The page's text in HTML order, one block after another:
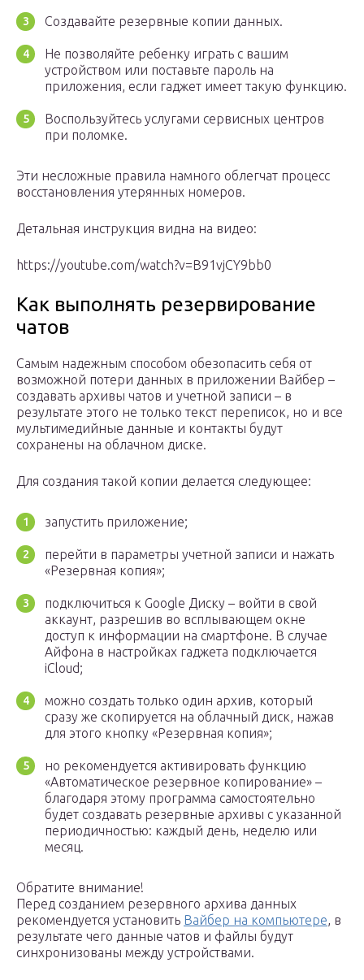
Создавайте резервные копии данных.
Не позволяйте ребенку играть с вашим
устройством или поставьте пароль на
приложения, если гаджет имеет такую функцию.
Воспользуйтесь услугами сервисных центров
при поломке.
Эти несложные правила намного облегчат процесс
восстановления утерянных номеров.
Детальная инструкция видна на видео:
https://youtube.com/watch?v=B91vjCY9bb0
Как выполнять резервирование
чатов
Самым надежным способом обезопасить себя от
возможной потери данных в приложении Вайбер –
создавать архивы чатов и учетной записи – в
результате этого не только текст переписок, но и все
мультимедийные данные и контакты будут
сохранены на облачном диске.
Для создания такой копии делается следующее:
запустить приложение;
перейти в параметры учетной записи и нажать
«Резервная копия»;
подключиться к Google Диску – войти в свой
аккаунт, разрешив во всплывающем окне
доступ к информации на смартфоне. В случае
Айфона в настройках гаджета подключается
iCloud;
можно создать только один архив, который
сразу же скопируется на облачный диск, нажав
для этого кнопку «Резервная копия»;
но рекомендуется активировать функцию
«Автоматическое резервное копирование» –
благодаря этому программа самостоятельно
будет создавать резервные архивы с указанной
периодичностью: каждый день, неделю или
месяц.
Обратите внимание!
Перед созданием резервного архива данных
рекомендуется установить Вайбер на компьютере, в
результате чего данные чатов и файлы будут
синхронизованы между устройствами.